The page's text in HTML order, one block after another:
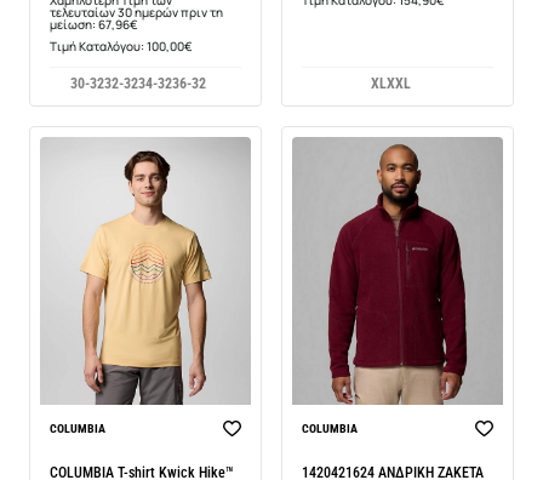
τελευταίων 30 ημερών πριν τη
μείωση: 67,96€
Τιμή Καταλόγου: 100,00€
30-3232-3234-3236-32 XLXXL
COLUMBIA
COLUMBIA T-shirt Kwick Hike™
COLUMBIA
1420421624 ΑΝΔΡΙΚΗ ΖΑΚΕΤΑ